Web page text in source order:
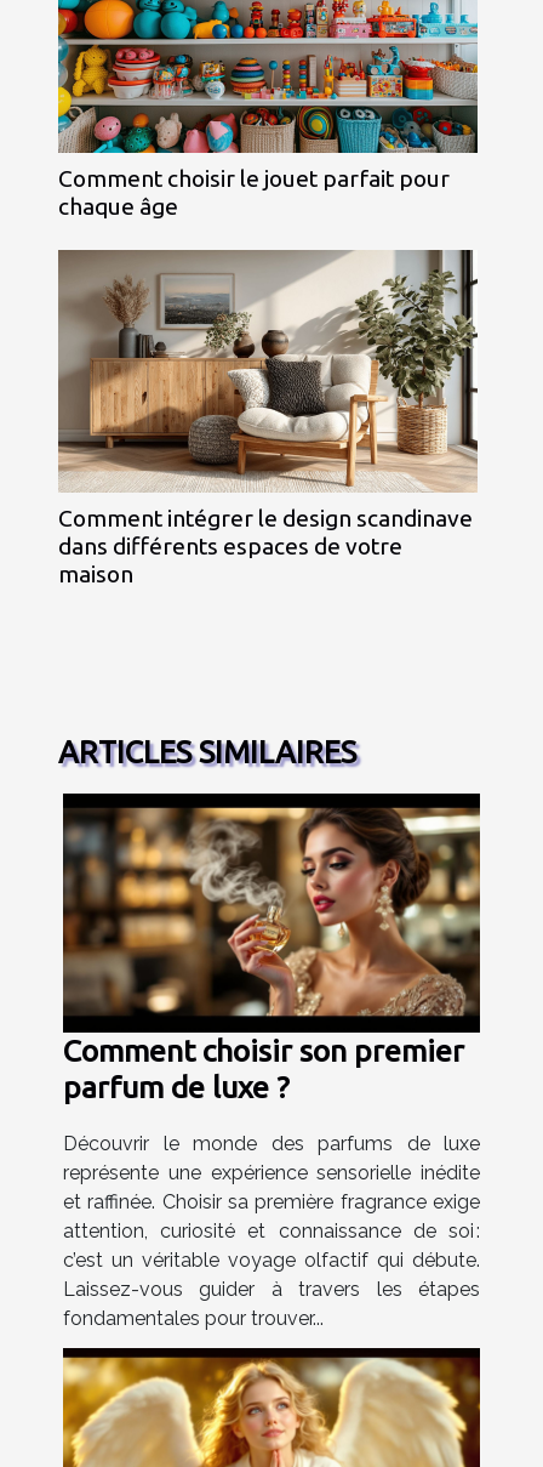
Comment choisir le jouet parfait pour
chaque âge
Comment intégrer le design scandinave
dans différents espaces de votre
maison
ARTICLES SIMILAIRES
Comment choisir son premier
parfum de luxe ?
Découvrir le monde des parfums de luxe
représente une expérience sensorielle inédite
et raffinée. Choisir sa première fragrance exige
attention, curiosité et connaissance de soi :
c’est un véritable voyage olfactif qui débute.
Laissez-vous guider à travers les étapes
fondamentales pour trouver...